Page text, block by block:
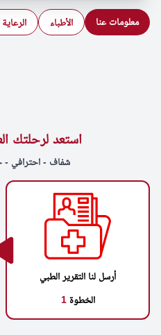
معلومات عنا الأطباء
استعد لرحلتك
شفاف - احترافي -
أرسل لنا التقرير الطبي
الخطوة1